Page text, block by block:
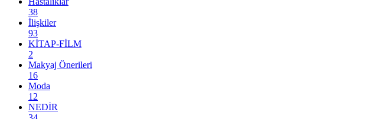
38
İlişkiler
93
KİTAP-FİLM
2
Makyaj Önerileri
16
Moda
12
NEDİR